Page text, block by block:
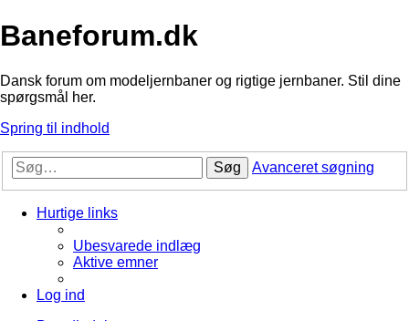
Baneforum.dk
Dansk forum om modeljernbaner og rigtige jernbaner. Stil dine
spørgsmål her.
Spring til indhold
Søg Avanceret søgning
Hurtige links
Ubesvarede indlæg
Aktive emner
Log ind